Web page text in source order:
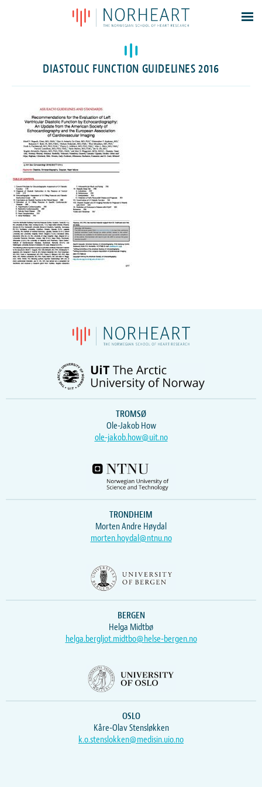
Latest news
Events
Contacts
DIASTOLIC FUNCTION GUIDELINES 2016
TROMSØ
Ole-Jakob How
ole-jakob.how@uit.no
TRONDHEIM
Morten Andre Høydal
morten.hoydal@ntnu.no
BERGEN
Helga Midtbø
helga.bergljot.midtbo@helse-bergen.no
OSLO
Kåre-Olav Stensløkken
k.o.stenslokken@medisin.uio.no